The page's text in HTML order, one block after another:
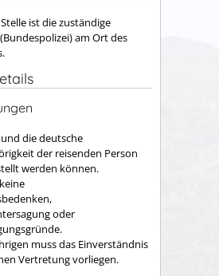
ist die zuständige
am Ort des
die deutsche
der reisenden Person
werden können.
oder
muss das Einverständnis
Vertretung vorliegen.